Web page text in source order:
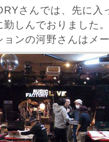
さんでは、先に入
しんでおりました
ョンの河野さんはメ